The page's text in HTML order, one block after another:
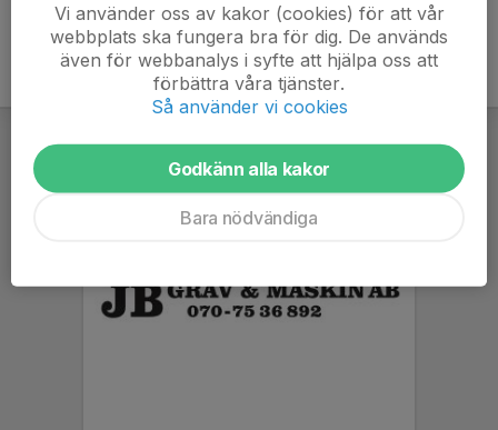
Vi använder oss av kakor (cookies) för att vår
webbplats ska fungera bra för dig. De används
även för webbanalys i syfte att hjälpa oss att
förbättra våra tjänster.
Så använder vi cookies
Godkänn alla kakor
Bara nödvändiga